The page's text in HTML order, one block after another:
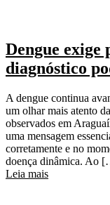
Dengue exige
diagnóstico
A dengue continua
um olhar mais atento
observados em
uma mensagem
corretamente e no
doença dinâmica. Ao
Leia mais